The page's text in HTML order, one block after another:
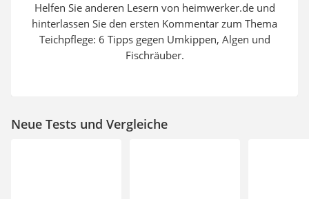
Helfen Sie anderen Lesern von heimwerker.de und
hinterlassen Sie den ersten Kommentar zum Thema
Teichpflege: 6 Tipps gegen Umkippen, Algen und
Fischräuber.
Neue Tests und Vergleiche